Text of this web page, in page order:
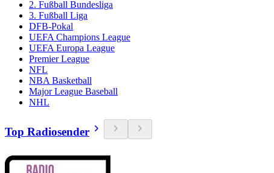
2. Fußball Bundesliga
3. Fußball Liga
DFB-Pokal
UEFA Champions League
UEFA Europa League
Premier League
NFL
NBA Basketball
Major League Baseball
NHL
Top Radiosender